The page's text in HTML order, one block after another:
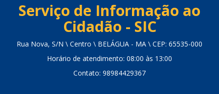
Serviço de Informação ao
Cidadão - SIC
Rua Nova, S/N \ Centro \ BELÁGUA - MA \ CEP: 65535-000
Horário de atendimento: 08:00 às 13:00
Contato: 98984429367